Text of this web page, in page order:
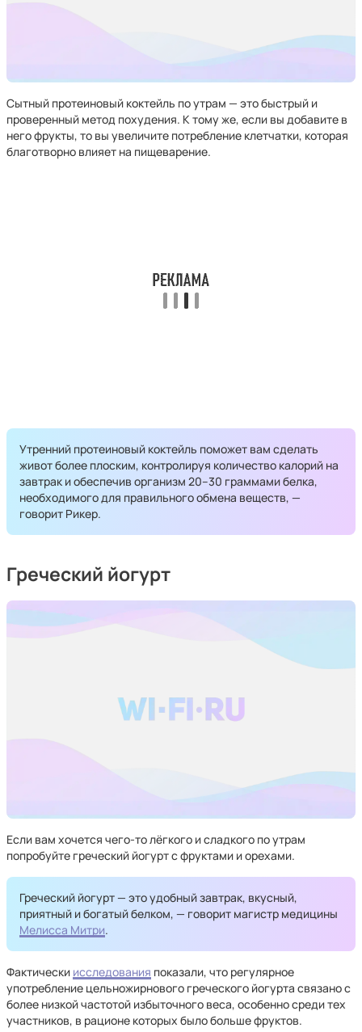
Сытный протеиновый коктейль по утрам — это быстрый и
проверенный метод похудения. К тому же, если вы добавите в
него фрукты, то вы увеличите потребление клетчатки, которая
благотворно влияет на пищеварение.
Утренний протеиновый коктейль поможет вам сделать
живот более плоским, контролируя количество калорий на
завтрак и обеспечив организм 20–30 граммами белка,
необходимого для правильного обмена веществ, —
говорит Рикер.
Греческий йогурт
Если вам хочется чего-то лёгкого и сладкого по утрам
попробуйте греческий йогурт с фруктами и орехами.
Греческий йогурт — это удобный завтрак, вкусный,
приятный и богатый белком, — говорит магистр медицины
Мелисса Митри.
Фактически исследования показали, что регулярное
употребление цельножирнового греческого йогурта связано с
более низкой частотой избыточного веса, особенно среди тех
участников, в рационе которых было больше фруктов.